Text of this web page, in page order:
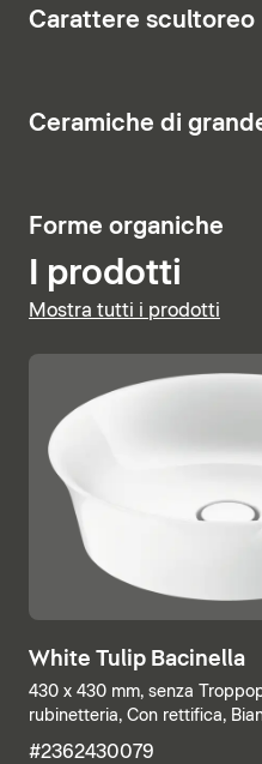
Visualizza le basi
costituisce un elemento di
8
Carattere scultoreo
6
Ceramiche di
5
Forme organiche
I prodotti
Mostra tutti i prodotti
White Tulip Bacinella
430 x 430 mm, senza
rubinetteria, Con rettifica,
#2362430079